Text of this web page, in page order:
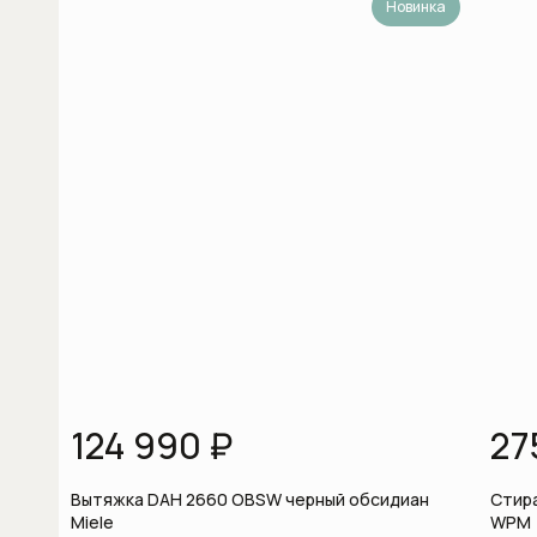
Полновстраиваемые
Новинка
124 990 ₽
Вытяжка DAH 2660 OBSW черный обсидиан
Miele
WPM